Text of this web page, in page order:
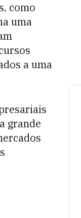
como
uma
a uma
grande